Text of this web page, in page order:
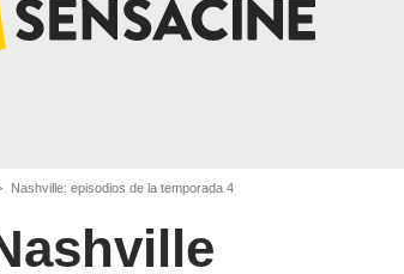
Nashville: episodios de la temporada 4